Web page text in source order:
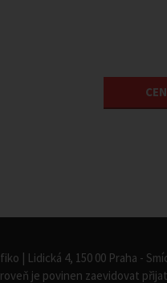
| Lidická 4, 150 00 Praha -
je povinen zaevidovat